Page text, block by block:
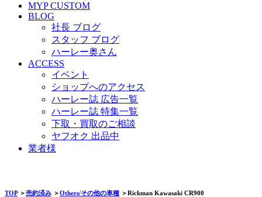
MYP CUSTOM
BLOG
社長 ブログ
スタッフ ブログ
ハーレー奥さん
ACCESS
イベント
ショップへのアクセス
ハーレー誌 広告一覧
ハーレー誌 特集一覧
下取・買取のご相談
ヤフオク 出品中
業者様
TOP＞売約済み ＞Others/その他の車種 ＞Rickman Kawasaki CR900